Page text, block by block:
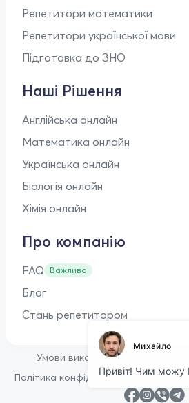
Репетитори математики
Репетитори української мови
Підготовка до ЗНО
Наші Рішення
Англійська онлайн
Математика онлайн
Українська онлайн
Біологія онлайн
Хімія онлайн
Про компанію
FAQ Важливо
Блог
Стань репетитором
Умови використання
Політика конфіденційності •